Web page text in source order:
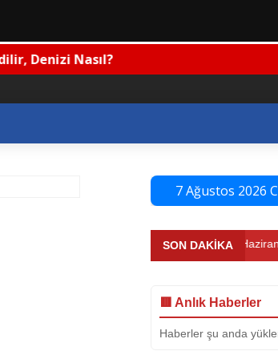
Nasıl?
7 Ağustos 2026
SON DAKİKA
⚡ Kademeli Emeklilikte Son Durum (Haziran 2026)
🟥 Anlık Haberler
Haberler şu anda